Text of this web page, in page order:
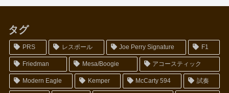
タグ
PRS レスポール Joe Perry Signature F1
Friedman Mesa/Boogie アコースティック
Modern Eagle Kemper McCarty 594 試奏